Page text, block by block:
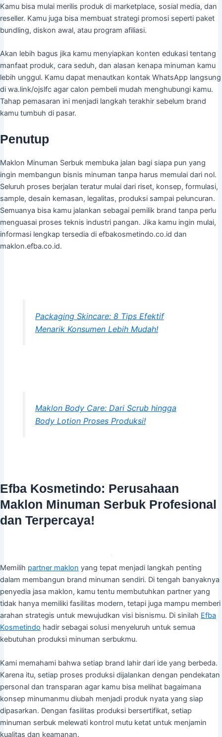
Kamu bisa mulai merilis produk di marketplace, sosial media, dan
reseller. Kamu juga bisa membuat strategi promosi seperti paket
bundling, diskon awal, atau program afiliasi.
Akan lebih bagus jika kamu menyiapkan konten edukasi tentang
manfaat produk, cara seduh, dan alasan kenapa minuman kamu
lebih unggul. Kamu dapat menautkan kontak WhatsApp langsung
di wa.link/ojslfc agar calon pembeli mudah menghubungi kamu.
Tahap pemasaran ini menjadi langkah terakhir sebelum brand
kamu tumbuh di pasar.
Penutup
Maklon Minuman Serbuk membuka jalan bagi siapa pun yang
ingin membangun bisnis minuman tanpa harus memulai dari nol.
Seluruh proses berjalan teratur mulai dari riset, konsep, formulasi,
sample, desain kemasan, legalitas, produksi sampai peluncuran.
Semuanya bisa kamu jalankan sebagai pemilik brand tanpa perlu
menguasai proses teknis industri pangan. Jika kamu ingin mulai,
informasi lengkap tersedia di efbakosmetindo.co.id dan
maklon.efba.co.id.
Packaging Skincare: 8 Tips Efektif
Menarik Konsumen Lebih Mudah!
Maklon Body Care: Dari Scrub hingga
Body Lotion Proses Produksi!
Efba Kosmetindo: Perusahaan
Maklon Minuman Serbuk Profesional
dan Terpercaya!
Memilih partner maklon yang tepat menjadi langkah penting
dalam membangun brand minuman sendiri. Di tengah banyaknya
penyedia jasa maklon, kamu tentu membutuhkan partner yang
tidak hanya memiliki fasilitas modern, tetapi juga mampu memberi
arahan strategis untuk mewujudkan visi bisnismu. Di sinilah Efba
Kosmetindo hadir sebagai solusi menyeluruh untuk semua
kebutuhan produksi minuman serbukmu.
Kami memahami bahwa setiap brand lahir dari ide yang berbeda.
Karena itu, setiap proses produksi dijalankan dengan pendekatan
personal dan transparan agar kamu bisa melihat bagaimana
konsep minumanmu diubah menjadi produk nyata yang siap
dipasarkan. Dengan fasilitas produksi bersertifikat, setiap
minuman serbuk melewati kontrol mutu ketat untuk menjamin
kualitas dan keamanan.